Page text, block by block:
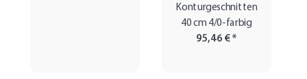
Konturgeschnitten
40 cm 4/0-farbig
95,46 €*